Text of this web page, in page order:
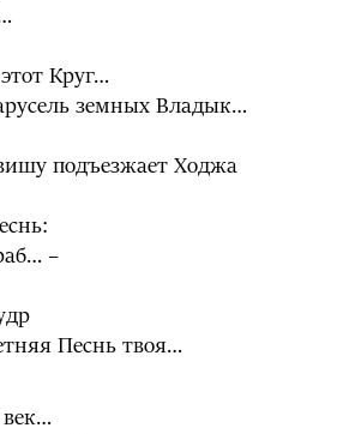
Круг…
земных Владык…
подъезжает Ходжа
–
Песнь твоя…
век…